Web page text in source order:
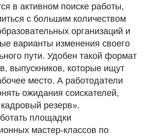
в активном поиске работы,
с большим количеством
организаций и
варианты изменения своего
пути. Удобен такой формат
выпускников, которые ищут
место. А работодатели
ожидания соискателей,
резерв».
площадки
мастер-классов по